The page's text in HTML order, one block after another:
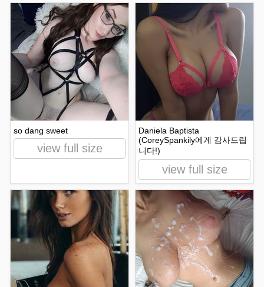
so dang sweet
view full size
Daniela Baptista
(CoreySpankily에게 감사드립
니다!)
view full size